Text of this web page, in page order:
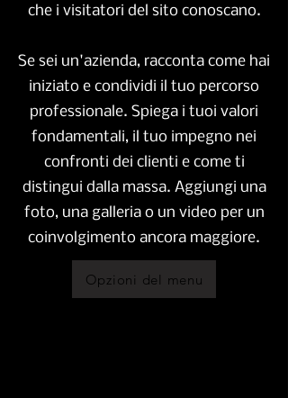
che i visitatori del sito conoscano.
Se sei un'azienda, racconta come hai
iniziato e condividi il tuo percorso
professionale. Spiega i tuoi valori
fondamentali, il tuo impegno nei
confronti dei clienti e come ti
distingui dalla massa. Aggiungi una
foto, una galleria o un video per un
coinvolgimento ancora maggiore.
Opzioni del menu